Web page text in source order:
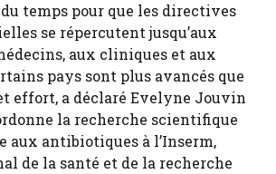
temps pour que les directives
se répercutent jusqu’aux
aux cliniques et aux
pays sont plus avancés que
effort, a déclaré Evelyne Jouvin
la recherche scientifique
aux antibiotiques à l’Inserm,
de la santé et de la recherche